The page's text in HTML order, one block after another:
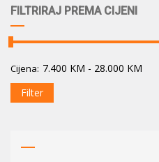
FILTRIRAJ PREMA CIJENI
Cijena: 7.400 KM - 28.000 KM
Filter